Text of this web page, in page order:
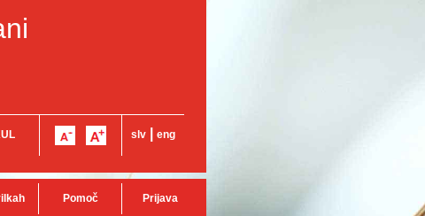
slv eng
Pomoč Prijava